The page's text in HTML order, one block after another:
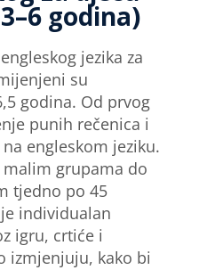
godina)
jezika za
su
godina. Od prvog
punih rečenica i
engleskom jeziku.
malim grupama do
tjedno po 45
individualan
igru, crtiće i
izmjenjuju, kako bi